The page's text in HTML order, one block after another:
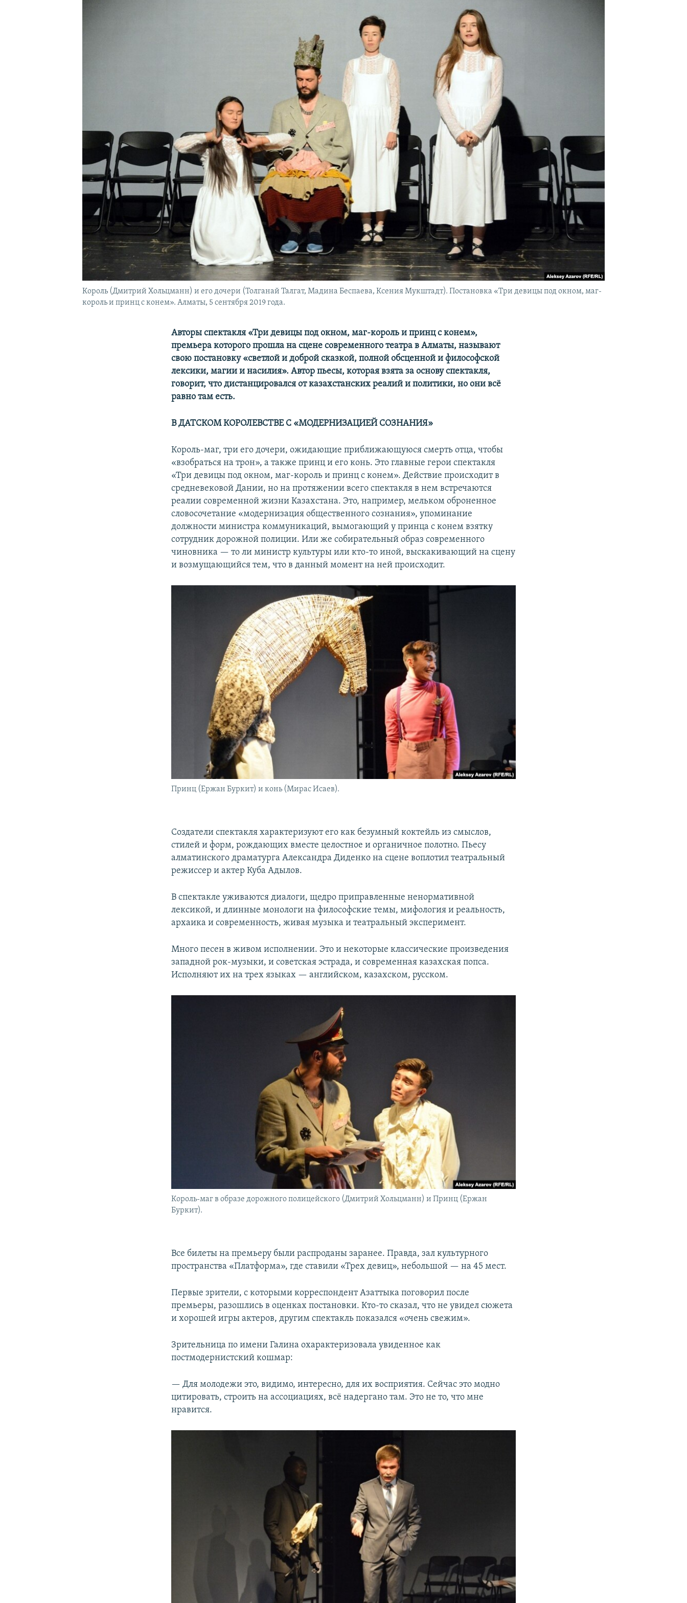
Король (Дмитрий Хольцманн) и его дочери (Толганай Талгат, Мадина Беспаева, Ксения Мукштадт). Постановка «Три девицы под окном, маг-
король и принц с конем». Алматы, 5 сентября 2019 года.
Авторы спектакля «Три девицы под окном, маг-король и принц с конем»,
премьера которого прошла на сцене современного театра в Алматы, называют
свою постановку «светлой и доброй сказкой, полной обсценной и философской
лексики, магии и насилия». Автор пьесы, которая взята за основу спектакля,
говорит, что дистанцировался от казахстанских реалий и политики, но они всё
равно там есть.
В ДАТСКОМ КОРОЛЕВСТВЕ С «МОДЕРНИЗАЦИЕЙ СОЗНАНИЯ»
Король-маг, три его дочери, ожидающие приближающуюся смерть отца, чтобы
«взобраться на трон», а также принц и его конь. Это главные герои спектакля
«Три девицы под окном, маг-король и принц с конем». Действие происходит в
средневековой Дании, но на протяжении всего спектакля в нем встречаются
реалии современной жизни Казахстана. Это, например, мельком оброненное
словосочетание «модернизация общественного сознания», упоминание
должности министра коммуникаций, вымогающий у принца с конем взятку
сотрудник дорожной полиции. Или же собирательный образ современного
чиновника — то ли министр культуры или кто-то иной, выскакивающий на сцену
и возмущающийся тем, что в данный момент на ней происходит.
Принц (Ержан Буркит) и конь (Мирас Исаев).
Создатели спектакля характеризуют его как безумный коктейль из смыслов,
стилей и форм, рождающих вместе целостное и органичное полотно. Пьесу
алматинского драматурга Александра Диденко на сцене воплотил театральный
режиссер и актер Куба Адылов.
В спектакле уживаются диалоги, щедро приправленные ненормативной
лексикой, и длинные монологи на философские темы, мифология и реальность,
архаика и современность, живая музыка и театральный эксперимент.
Много песен в живом исполнении. Это и некоторые классические произведения
западной рок-музыки, и советская эстрада, и современная казахская попса.
Исполняют их на трех языках — английском, казахском, русском.
Король-маг в образе дорожного полицейского (Дмитрий Хольцманн) и Принц (Ержан
Буркит).
Все билеты на премьеру были распроданы заранее. Правда, зал культурного
пространства «Платформа», где ставили «Трех девиц», небольшой — на 45 мест.
Первые зрители, с которыми корреспондент Азаттыка поговорил после
премьеры, разошлись в оценках постановки. Кто-то сказал, что не увидел сюжета
и хорошей игры актеров, другим спектакль показался «очень свежим».
Зрительница по имени Галина охарактеризовала увиденное как
постмодернистский кошмар:
— Для молодежи это, видимо, интересно, для их восприятия. Сейчас это модно
цитировать, строить на ассоциациях, всё надергано там. Это не то, что мне
нравится.